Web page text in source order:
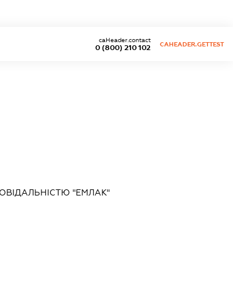
0 (800) 210 102
caHeader.contact
CAHEADER.GETTEST
"ЕМЛАК"